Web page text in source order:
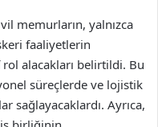
memurların, yalnızca
faaliyetlerin
alacakları belirtildi. Bu
süreçlerde ve lojistik
sağlayacaklardı. Ayrıca,